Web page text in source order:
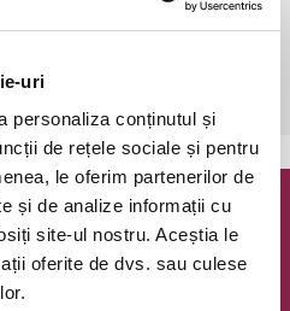
uri
personaliza conținutul și
de rețele sociale și pentru
le oferim partenerilor de
și de analize informații cu
site-ul nostru. Aceștia le
oferite de dvs. sau culese
avem rugamintea de a va
@ Bilete.ro
saptamanala cu cele mai noi